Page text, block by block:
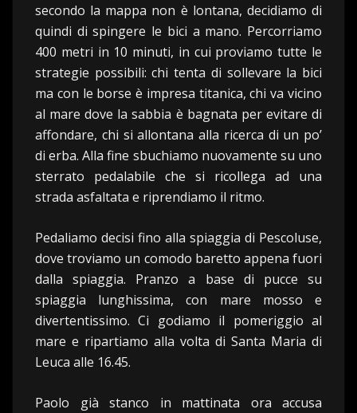
secondo la mappa non è lontana, decidiamo di
quindi di spingere le bici a mano. Percorriamo
400 metri in 10 minuti, in cui proviamo tutte le
strategie possibili: chi tenta di sollevare la bici
ma con le borse è impresa titanica, chi va vicino
al mare dove la sabbia è bagnata per evitare di
affondare, chi si allontana alla ricerca di un po’
di erba. Alla fine sbuchiamo nuovamente su uno
sterrato pedalabile che si ricollega ad una
strada asfaltata e riprendiamo il ritmo.
Pedaliamo decisi fino alla spiaggia di Pescoluse,
dove troviamo un comodo baretto appena fuori
dalla spiaggia. Pranzo a base di pucce su
spiaggia lunghissima, con mare mosso e
divertentissimo. Ci godiamo il pomeriggio al
mare e ripartiamo alla volta di Santa Maria di
Leuca alle 16.45.
Paolo già stanco in mattinata ora accusa